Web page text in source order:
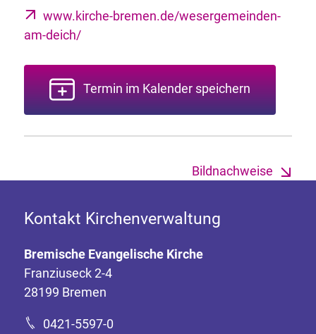
www.kirche-bremen.de/wesergemeinden-
am-deich/
Termin im Kalender speichern
Bildnachweise
Kontakt Kirchenverwaltung
Bremische Evangelische Kirche
Franziuseck 2-4
28199 Bremen
0421-5597-0